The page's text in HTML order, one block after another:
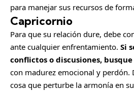
para manejar sus recursos de
Capricornio
Para que su relación dure, debe
ante cualquier enfrentamiento. Si
conflictos o discusiones,
con madurez emocional y perdón.
cosa que perturbe la armonía en